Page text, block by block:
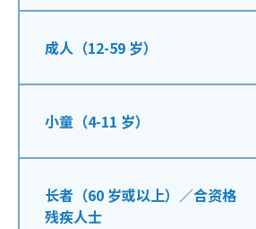
成人（12-59 岁）
小童（4-11 岁）
长者（60 岁或以上）／合资格
残疾人士